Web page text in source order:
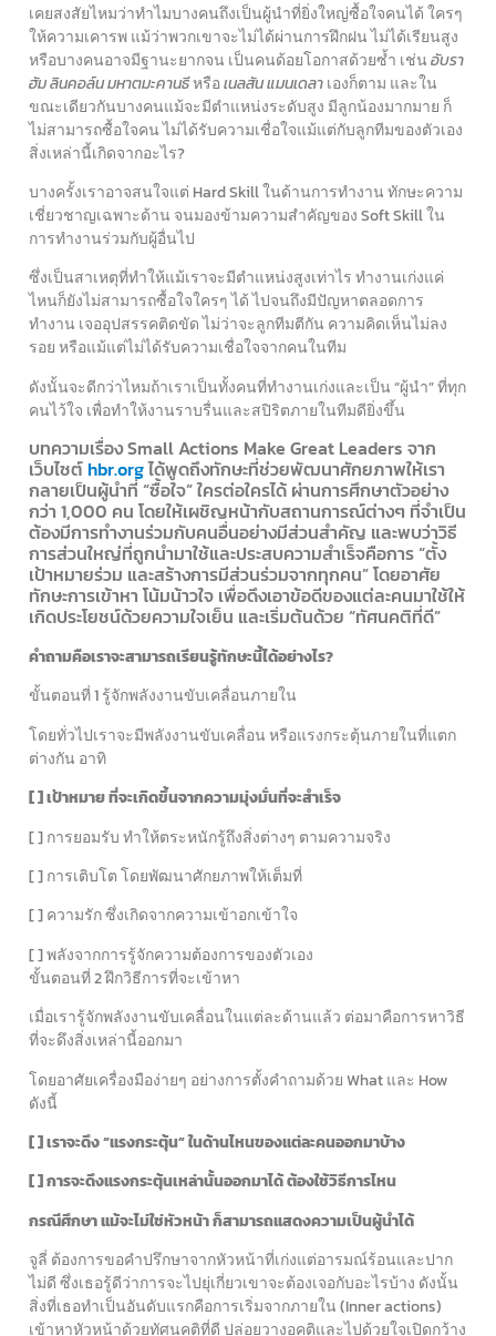
เคยสงสัยไหมว่าทำไมบางคนถึงเป็นผู้นำที่ยิ่งใหญ่ซื้อใจคนได้ ใครๆ
ให้ความเคารพ แม้ว่าพวกเขาจะไม่ได้ผ่านการฝึกฝน ไม่ได้เรียนสูง
หรือบางคนอาจมีฐานะยากจน เป็นคนด้อยโอกาสด้วยซ้ำ เช่นอับรา
ฮัม ลินคอล์น มหาตมะคานธีหรือเนลสัน แมนเดลาเองก็ตาม และใน
ขณะเดียวกันบางคนแม้จะมีตำแหน่งระดับสูง มีลูกน้องมากมาย ก็
ไม่สามารถซื้อใจคน ไม่ได้รับความเชื่อใจแม้แต่กับลูกทีมของตัวเอง
สิ่งเหล่านี้เกิดจากอะไร?
บางครั้งเราอาจสนใจแต่ Hard Skill ในด้านการทำงาน ทักษะความ
เชี่ยวชาญเฉพาะด้าน จนมองข้ามความสำคัญของ Soft Skill ใน
การทำงานร่วมกับผู้อื่นไป
ซึ่งเป็นสาเหตุที่ทำให้แม้เราจะมีตำแหน่งสูงเท่าไร ทำงานเก่งแค่
ไหนก็ยังไม่สามารถซื้อใจใครๆ ได้ ไปจนถึงมีปัญหาตลอดการ
ทำงาน เจออุปสรรคติดขัด ไม่ว่าจะลูกทีมตีกัน ความคิดเห็นไม่ลง
รอย หรือแม้แต่ไม่ได้รับความเชื่อใจจากคนในทีม
ดังนั้นจะดีกว่าไหมถ้าเราเป็นทั้งคนที่ทำงานเก่งและเป็น “ผู้นำ” ที่ทุก
คนไว้ใจ เพื่อทำให้งานราบรื่นและสปิริตภายในทีมดียิ่งขึ้น
บทความเรื่อง Small Actions Make Great Leaders จาก
เว็บไซต์hbr.orgได้พูดถึงทักษะที่ช่วยพัฒนาศักยภาพให้เรา
กลายเป็นผู้นำที่ “ซื้อใจ” ใครต่อใครได้ ผ่านการศึกษาตัวอย่าง
กว่า 1,000 คน โดยให้เผชิญหน้ากับสถานการณ์ต่างๆ ที่จำเป็น
ต้องมีการทำงานร่วมกับคนอื่นอย่างมีส่วนสำคัญ และพบว่าวิธี
การส่วนใหญ่ที่ถูกนำมาใช้และประสบความสำเร็จคือการ “ตั้ง
เป้าหมายร่วม และสร้างการมีส่วนร่วมจากทุกคน” โดยอาศัย
ทักษะการเข้าหา โน้มน้าวใจ เพื่อดึงเอาข้อดีของแต่ละคนมาใช้ให้
เกิดประโยชน์ด้วยความใจเย็น และเริ่มต้นด้วย “ทัศนคติที่ดี”
คำถามคือเราจะสามารถเรียนรู้ทักษะนี้ได้อย่างไร?
ขั้นตอนที่ 1 รู้จักพลังงานขับเคลื่อนภายใน
โดยทั่วไปเราจะมีพลังงานขับเคลื่อน หรือแรงกระตุ้นภายในที่แตก
ต่างกัน อาทิ
[ ] เป้าหมาย ที่จะเกิดขึ้นจากความมุ่งมั่นที่จะสำเร็จ
[ ] การยอมรับ ทำให้ตระหนักรู้ถึงสิ่งต่างๆ ตามความจริง
[ ] การเติบโต โดยพัฒนาศักยภาพให้เต็มที่
[ ] ความรัก ซึ่งเกิดจากความเข้าอกเข้าใจ
[ ] พลังจากการรู้จักความต้องการของตัวเอง
ขั้นตอนที่ 2 ฝึกวิธีการที่จะเข้าหา
เมื่อเรารู้จักพลังงานขับเคลื่อนในแต่ละด้านแล้ว ต่อมาคือการหาวิธี
ที่จะดึงสิ่งเหล่านี้ออกมา
โดยอาศัยเครื่องมือง่ายๆ อย่างการตั้งคำถามด้วย What และ How
ดังนี้
[ ] เราจะดึง “แรงกระตุ้น” ในด้านไหนของแต่ละคนออกมาบ้าง
[ ] การจะดึงแรงกระตุ้นเหล่านั้นออกมาได้ ต้องใช้วิธีการไหน
กรณีศึกษา แม้จะไม่ใช่หัวหน้า ก็สามารถแสดงความเป็นผู้นำได้
จูลี่ ต้องการขอคำปรึกษาจากหัวหน้าที่เก่งแต่อารมณ์ร้อนและปาก
ไม่ดี ซึ่งเธอรู้ดีว่าการจะไปยุ่เกี่ยวเขาจะต้องเจอกับอะไรบ้าง ดังนั้น
สิ่งที่เธอทำเป็นอันดับแรกคือการเริ่มจากภายใน (Inner actions)
เข้าหาหัวหน้าด้วยทัศนคติที่ดี ปล่อยวางอคติและไปด้วยใจเปิดกว้าง